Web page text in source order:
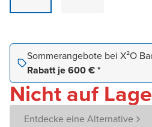
Sommerangebote bei X²O
Rabatt je 600 € *
Nicht auf
Entdecke eine Alternative